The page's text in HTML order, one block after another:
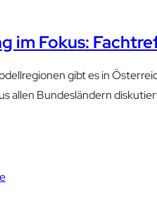
im Fokus:
gibt es in
allen Bundesländern